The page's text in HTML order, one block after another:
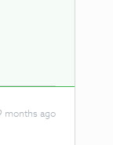
months ago